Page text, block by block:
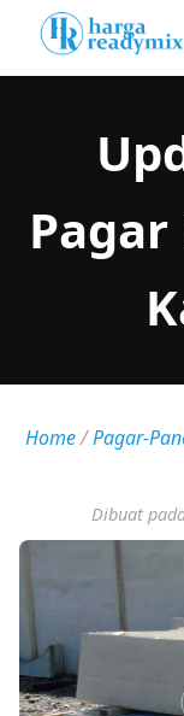
Pagar
Home/Pagar-
Dibuat